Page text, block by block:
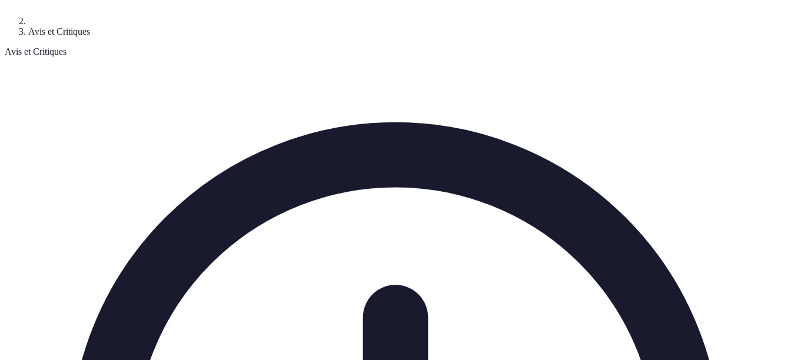
Avis et Critiques
Avis et Critiques